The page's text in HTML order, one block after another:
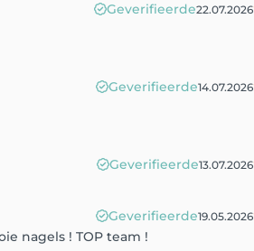
Geverifieerde22.07.2026
Geverifieerde14.07.2026
Geverifieerde13.07.2026
Geverifieerde19.05.2026
nagels ! TOP team !